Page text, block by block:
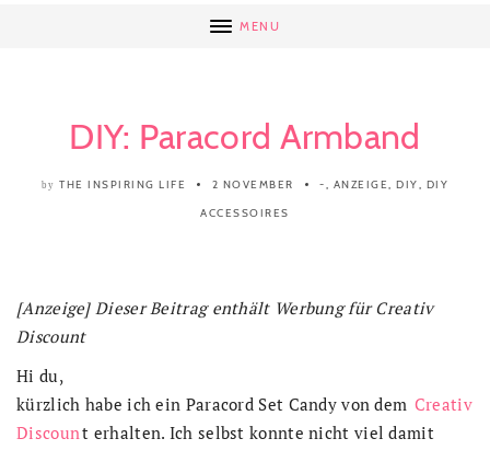
MENU
DIY: Paracord Armband
by THE INSPIRING LIFE 2 NOVEMBER -, ANZEIGE,DIY, DIY
ACCESSOIRES
[Anzeige] Dieser Beitrag enthält Werbung für Creativ
Discount
Hi du,
kürzlich habe ich ein Paracord Set Candy von dem Creativ
Discount erhalten. Ich selbst konnte nicht viel damit